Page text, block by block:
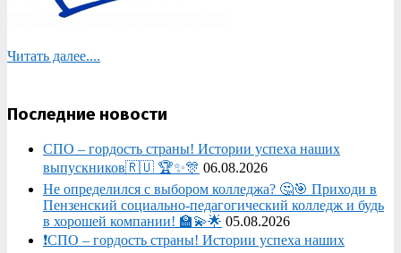
Читать далее....
Последние новости
СПО – гордость страны! Истории успеха наших
выпускников🇷🇺 🏆✨🎊 06.08.2026
Не определился с выбором колледжа? 🤔🎯 Приходи в
Пензенский социально-педагогический колледж и будь
в хорошей компании! 🏫💫🌟 05.08.2026
❗СПО – гордость страны! Истории успеха наших